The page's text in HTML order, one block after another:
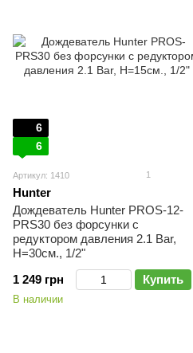
6
6
Артикул: 1410 1
Hunter
Дождеватель Hunter PROS-12-
PRS30 без форсунки с
редуктором давления 2.1 Bar,
H=30см., 1/2"
1 249 грн
Купить
В наличии